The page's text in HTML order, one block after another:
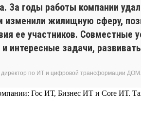
За годы работы компании
жилищную сферу,
ее участников.
задачи,
по ИТ и цифровой трансформации
Гос ИТ, Бизнес ИТ и Core ИТ.